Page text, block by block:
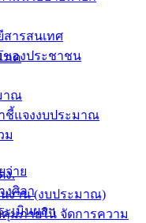
ารสนเทศ
ของประชาชน
าณ
ชี้แจงงบประมาณ
ม
ง.
งาน (งบประมาณ)
มภายใน จัดการความ
ภค
จ่าย
งศิลา
ะเมินผลฯ